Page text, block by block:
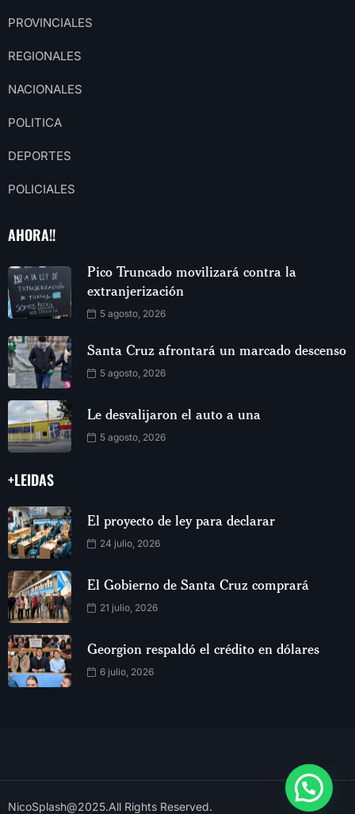
PROVINCIALES
REGIONALES
NACIONALES
POLITICA
DEPORTES
POLICIALES
AHORA!!
Pico Truncado movilizará contra la
extranjerización
5 agosto, 2026
Santa Cruz afrontará un marcado descenso
5 agosto, 2026
Le desvalijaron el auto a una
5 agosto, 2026
+LEIDAS
El proyecto de ley para declarar
24 julio, 2026
El Gobierno de Santa Cruz comprará
21 julio, 2026
Georgion respaldó el crédito en dólares
6 julio, 2026
NicoSplash@2025.All Rights Reserved.